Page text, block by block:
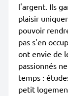
l'argent. Ils
plaisir
pouvoir
pas s'en
ont envie de
passionnés
temps :
petit